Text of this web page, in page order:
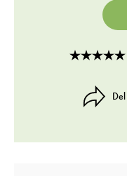
Rated
out
of
Del